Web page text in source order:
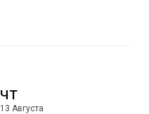
чт
13 Августа